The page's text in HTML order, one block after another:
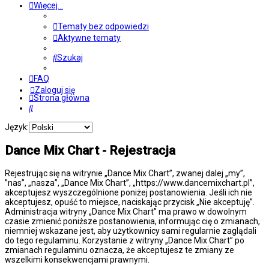
Więcej…
Tematy bez odpowiedzi
Aktywne tematy
Szukaj
FAQ
Zaloguj się
Strona główna
Szukaj
Język:
Dance Mix Chart - Rejestracja
Rejestrując się na witrynie „Dance Mix Chart”, zwanej dalej „my”,
”nas”, „nasza”, „Dance Mix Chart”, „https://www.dancemixchart.pl”,
akceptujesz wyszczególnione poniżej postanowienia. Jeśli ich nie
akceptujesz, opuść to miejsce, naciskając przycisk „Nie akceptuję”.
Administracja witryny „Dance Mix Chart” ma prawo w dowolnym
czasie zmienić poniższe postanowienia, informując cię o zmianach,
niemniej wskazane jest, aby użytkownicy sami regularnie zaglądali
do tego regulaminu. Korzystanie z witryny „Dance Mix Chart” po
zmianach regulaminu oznacza, że akceptujesz te zmiany ze
wszelkimi konsekwencjami prawnymi.